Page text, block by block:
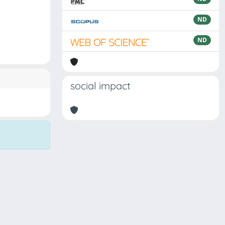
ND
ND
social impact